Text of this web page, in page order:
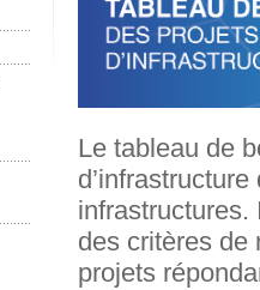
Le tableau de
infrastructures.
des critères de
projets